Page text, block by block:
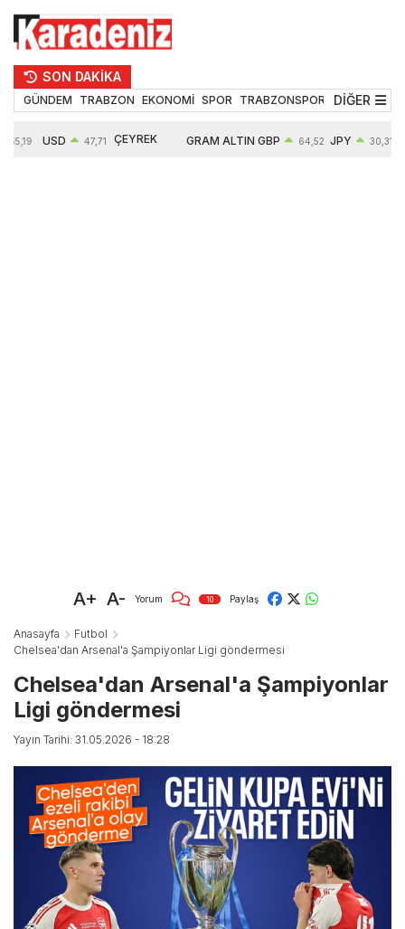
SON DAKİKA
GÜNDEM TRABZON EKONOMİ SPOR TRABZONSPOR TEKNOLOJİ
DİĞER
55,19 USD 47,71 ÇEYREK GRAM ALTIN GBP 64,52 JPY 30,31
A+ A- Yorum 10 Paylaş
Anasayfa
Futbol
Chelsea'dan Arsenal'a Şampiyonlar Ligi göndermesi
Chelsea'dan Arsenal'a Şampiyonlar
Ligi göndermesi
Yayın Tarihi: 31.05.2026 - 18:28